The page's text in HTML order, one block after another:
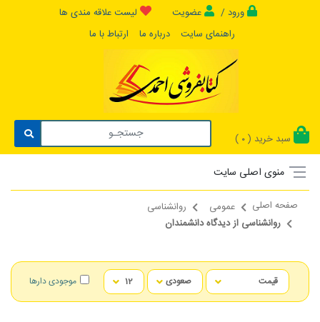
ورود / عضویت
لیست علاقه مندی ها
راهنمای سایت
درباره ما ارتباط با ما
سبد خرید ( 0
)
منوی اصلی سایت
صفحه اصلی عمومی
روانشناسی
روانشناسی از دیدگاه دانشمندان
موجودی دارها